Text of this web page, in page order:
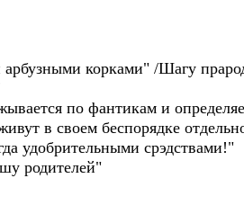
корками" /Шагу
по фантикам и
в своем беспорядке
удобрительными срэдствами!"
родителей"